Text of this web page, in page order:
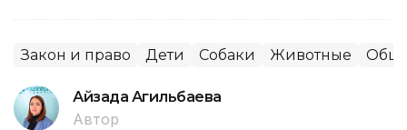
Закон и право Дети Собаки Животные
Айзада Агильбаева
Автор